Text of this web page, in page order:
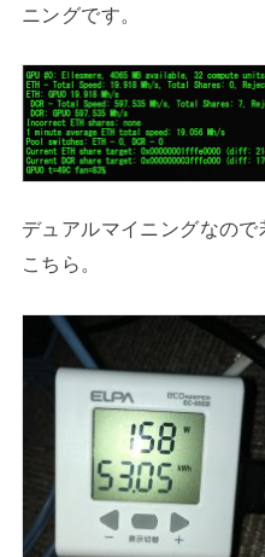
ニングです。
デュアルマイニングなの
こちら。